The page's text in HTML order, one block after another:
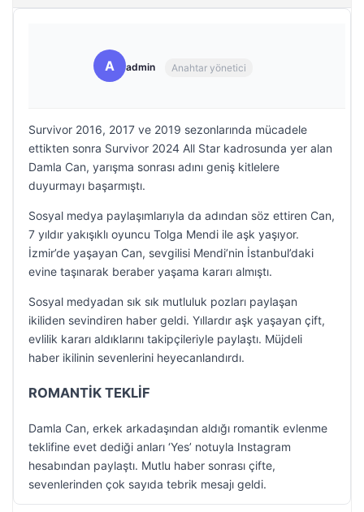
A admin Anahtar yönetici
Survivor 2016, 2017 ve 2019 sezonlarında mücadele
ettikten sonra Survivor 2024 All Star kadrosunda yer alan
Damla Can, yarışma sonrası adını geniş kitlelere
duyurmayı başarmıştı.
Sosyal medya paylaşımlarıyla da adından söz ettiren Can,
7 yıldır yakışıklı oyuncu Tolga Mendi ile aşk yaşıyor.
İzmir’de yaşayan Can, sevgilisi Mendi’nin İstanbul’daki
evine taşınarak beraber yaşama kararı almıştı.
Sosyal medyadan sık sık mutluluk pozları paylaşan
ikiliden sevindiren haber geldi. Yıllardır aşk yaşayan çift,
evlilik kararı aldıklarını takipçileriyle paylaştı. Müjdeli
haber ikilinin sevenlerini heyecanlandırdı.
ROMANTİK TEKLİF
Damla Can, erkek arkadaşından aldığı romantik evlenme
teklifine evet dediği anları ‘Yes’ notuyla Instagram
hesabından paylaştı. Mutlu haber sonrası çifte,
sevenlerinden çok sayıda tebrik mesajı geldi.